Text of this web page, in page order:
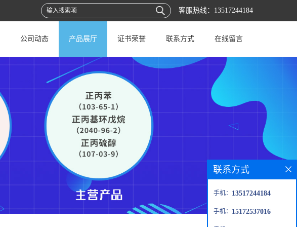
客服热线： 13517244184
公司动态 产品展厅 证书荣誉 联系方式 在线留言
联系方式
手机： 13517244184
手机： 15172537016